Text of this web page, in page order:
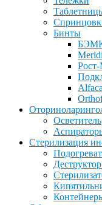
Бинты
Осветитель
Стерилизация